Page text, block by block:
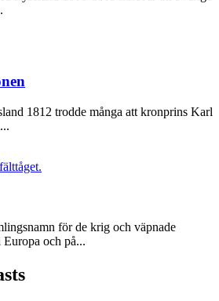
1812 trodde många att kronprins Karl
för de krig och väpnade
och på...